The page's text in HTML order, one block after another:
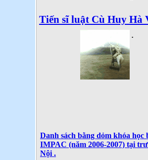
Tiến sĩ luật Cù Huy Hà
.
Danh sách bằng dỏm khóa
IMPAC (năm 2006-2007) tại
Nội .